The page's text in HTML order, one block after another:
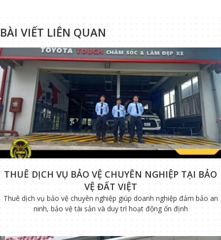
BÀI VIẾT LIÊN QUAN
THUÊ DỊCH VỤ BẢO VỆ CHUYÊN NGHIỆP TẠI BẢO
VỆ ĐẤT VIỆT
Thuê dịch vụ bảo vệ chuyên nghiệp giúp doanh nghiệp đảm bảo an
ninh, bảo vệ tài sản và duy trì hoạt động ổn định